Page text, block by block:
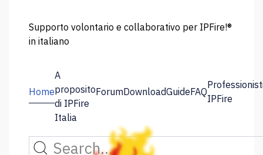
Supporto volontario e collaborativo per IPFire!®
in italiano
Home
A
proposito
di IPFire
Italia
ForumDownloadGuideFAQ
IPFire